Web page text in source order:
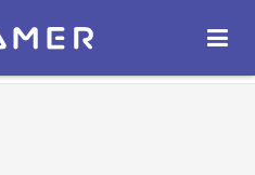
ОТКРЫТЬ